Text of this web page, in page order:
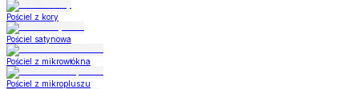
Pościel z kory
Pościel satynowa
Pościel z mikrowłókna
Pościel z mikropluszu